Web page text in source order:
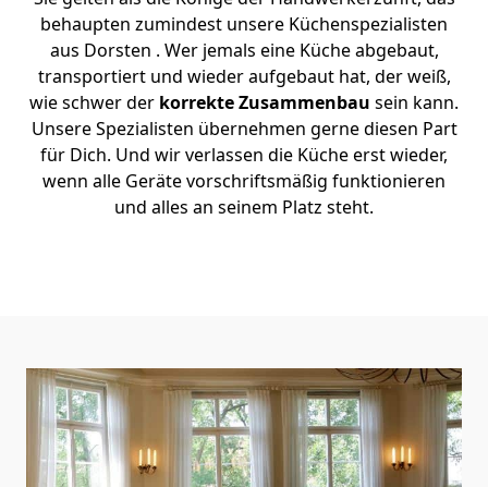
behaupten zumindest unsere Küchenspezialisten
aus Dorsten . Wer jemals eine Küche abgebaut,
transportiert und wieder aufgebaut hat, der weiß,
wie schwer der korrekte Zusammenbau sein kann.
Unsere Spezialisten übernehmen gerne diesen Part
für Dich. Und wir verlassen die Küche erst wieder,
wenn alle Geräte vorschriftsmäßig funktionieren
und alles an seinem Platz steht.